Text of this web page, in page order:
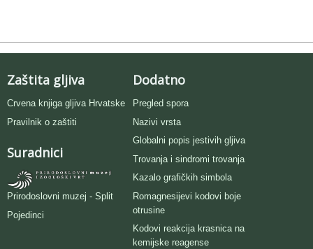
Zaštita gljiva
Crvena knjiga gljiva Hrvatske
Pravilnik o zaštiti
Suradnici
Prirodoslovni muzej - Split
Pojedinci
Dodatno
Pregled spora
Nazivi vrsta
Globalni popis jestivih gljiva
Trovanja i sindromi trovanja
Kazalo grafičkih simbola
Romagnesijevi kodovi boje
otrusine
Kodovi reakcija krasnica na
kemijske reagense